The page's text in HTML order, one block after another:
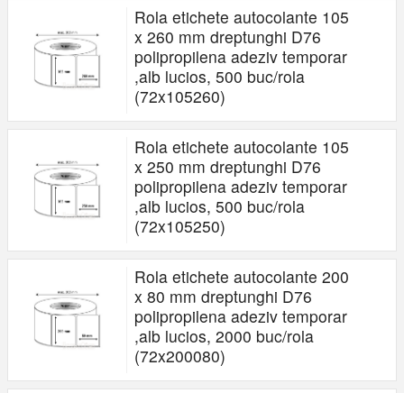
Rola etichete autocolante 105
x 260 mm dreptunghi D76
polipropilena adeziv temporar
,alb lucios, 500 buc/rola
(72x105260)
Rola etichete autocolante 105
x 250 mm dreptunghi D76
polipropilena adeziv temporar
,alb lucios, 500 buc/rola
(72x105250)
Rola etichete autocolante 200
x 80 mm dreptunghi D76
polipropilena adeziv temporar
,alb lucios, 2000 buc/rola
(72x200080)